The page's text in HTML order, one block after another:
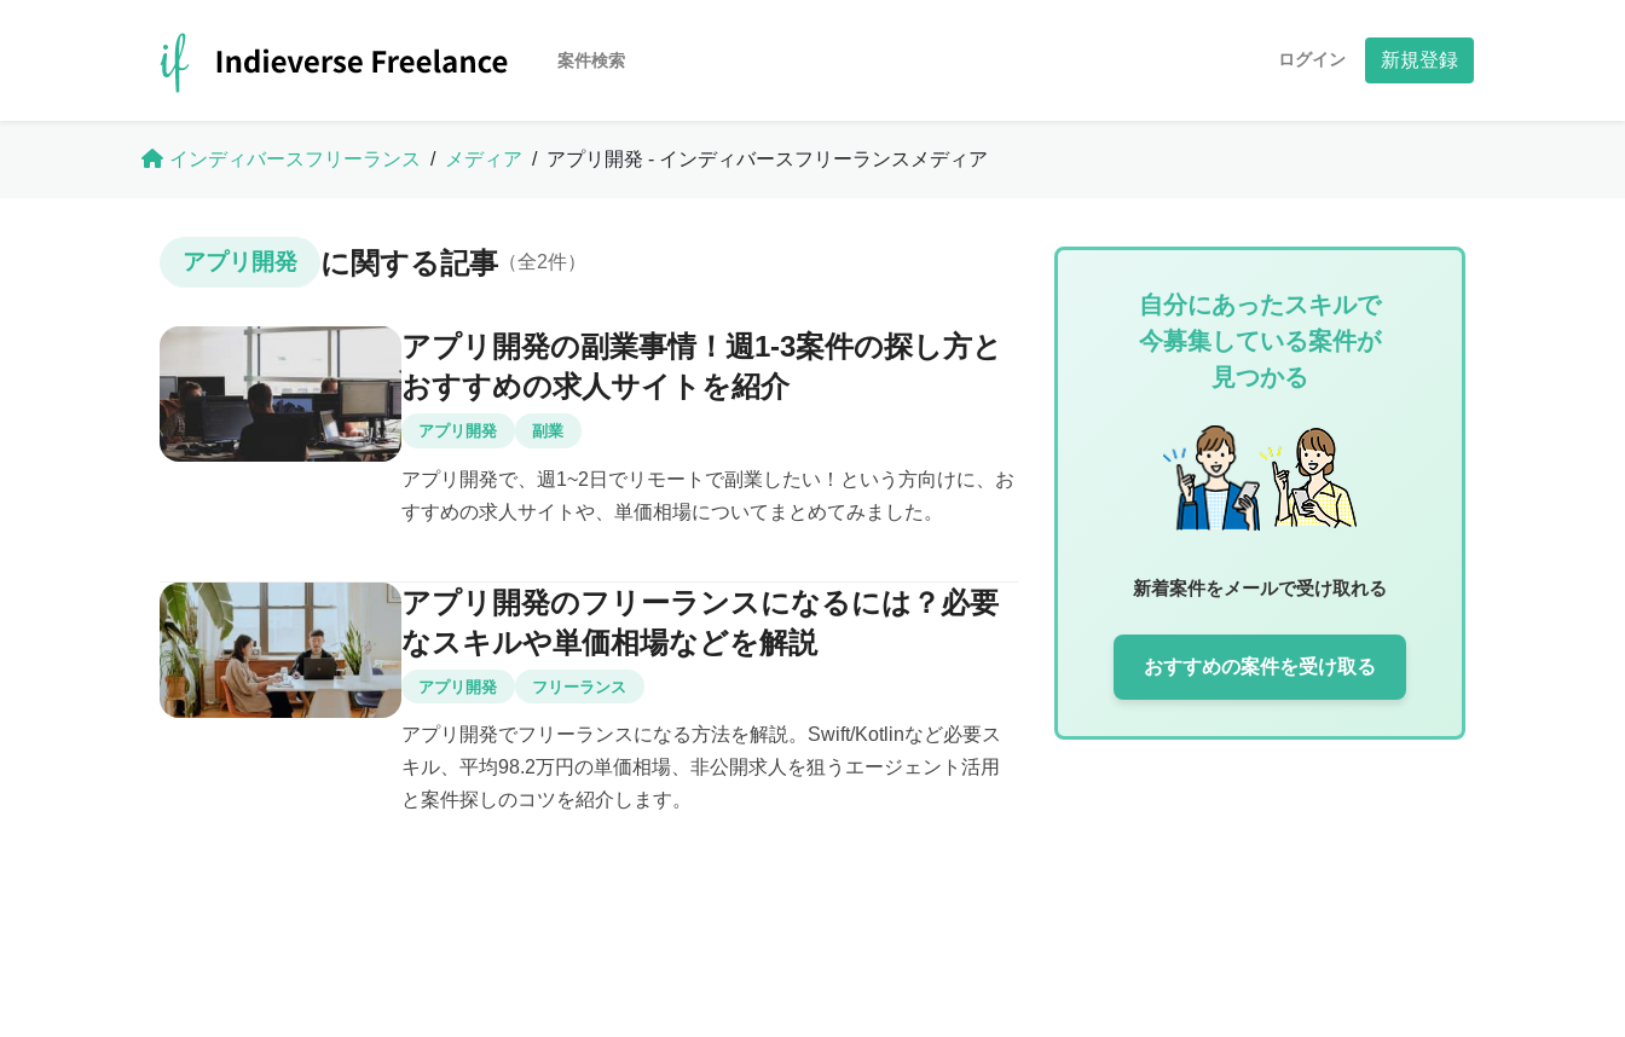
案件検索 ログイン 新規登録
インディバースフリーランス / メディア / アプリ開発 - インディバースフリーランスメディア
アプリ開発 に関する記事 （全2件）
アプリ開発の副業事情！週1-3案件の探し方と
おすすめの求人サイトを紹介
アプリ開発 副業
アプリ開発で、週1~2日でリモートで副業したい！という方向けに、お
すすめの求人サイトや、単価相場についてまとめてみました。
アプリ開発のフリーランスになるには？必要
なスキルや単価相場などを解説
アプリ開発 フリーランス
アプリ開発でフリーランスになる方法を解説。Swift/Kotlinなど必要ス
キル、平均98.2万円の単価相場、非公開求人を狙うエージェント活用
と案件探しのコツを紹介します。
自分にあったスキルで
今募集している案件が
見つかる
新着案件をメールで受け取れる
おすすめの案件を受け取る